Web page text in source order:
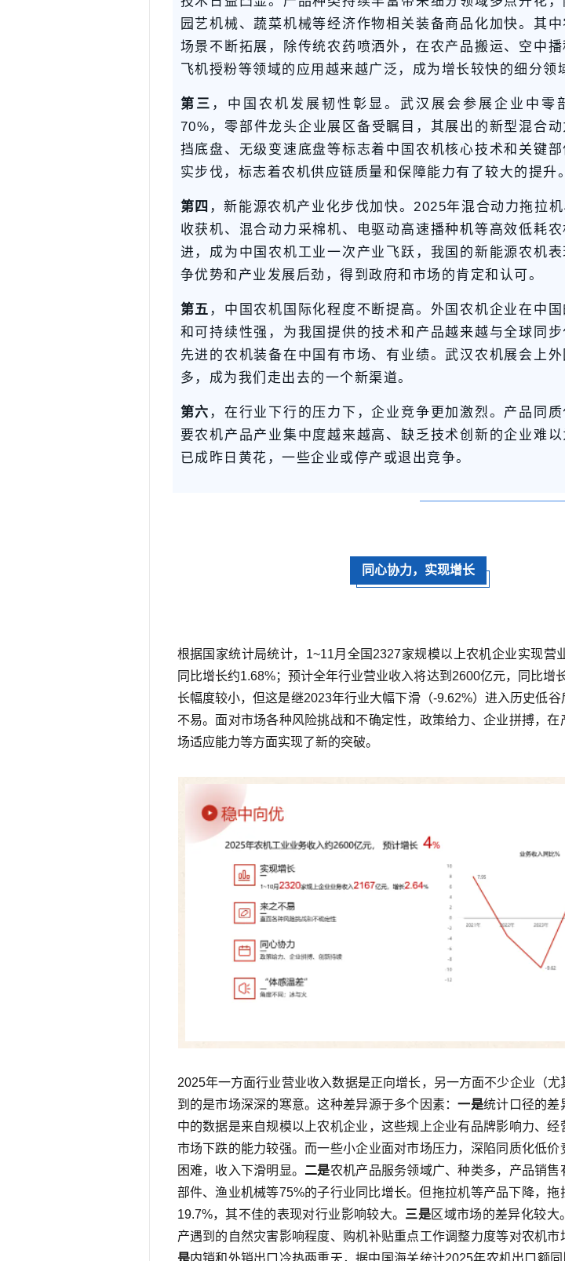
园艺机械、蔬菜机械等经济作物相关装备商品化加快。其
场景不断拓展，除传统农药喷洒外，在农产品搬运、空中播
飞机授粉等领域的应用越来越广泛，成为增长较快的细分领
第三 ，中国农机发展韧性彰显。武汉展会参展企业中零
70%，零部件龙头企业展区备受瞩目，其展出的新型混合
挡底盘、无级变速底盘等标志着中国农机核心技术和关键
实步伐，标志着农机供应链质量和保障能力有了较大的提升。
第四 ，新能源农机产业化步伐加快。2025年混合动力拖拉
收获机、混合动力采棉机、电驱动高速播种机等高效低耗
进，成为中国农机工业一次产业飞跃，我国的新能源农机
争优势和产业发展后劲，得到政府和市场的肯定和认可。
第五 ，中国农机国际化程度不断提高。外国农机企业在中
和可持续性强，为我国提供的技术和产品越来越与全球同
先进的农机装备在中国有市场、有业绩。武汉农机展会上
多，成为我们走出去的一个新渠道。
第六 ，在行业下行的压力下，企业竞争更加激烈。产品同
要农机产品产业集中度越来越高、缺乏技术创新的企业难
已成昨日黄花，一些企业或停产或退出竞争。
同心协力，实现增长
根据国家统计局统计，1~11月全国2327家规模以上农机企业实现营
同比增长约1.68%；预计全年行业营业收入将达到2600亿元，同比增
长幅度较小，但这是继2023年行业大幅下滑（-9.62%）进入历史低
不易。面对市场各种风险挑战和不确定性，政策给力、企业拼搏，在
场适应能力等方面实现了新的突破。
2025年一方面行业营业收入数据是正向增长，另一方面不少企业（尤
到的是市场深深的寒意。这种差异源于多个因素：一是统计口径的差
中的数据是来自规模以上农机企业，这些规上企业有品牌影响力、经
市场下跌的能力较强。而一些小企业面对市场压力，深陷同质化低价
困难，收入下滑明显。 二是农机产品服务领域广、种类多，产品销售
部件、渔业机械等75%的子行业同比增长。但拖拉机等产品下降，拖
19.7%，其不佳的表现对行业影响较大。 三是区域市场的差异化较大
产遇到的自然灾害影响程度、购机补贴重点工作调整力度等对农机市
是内销和外销出口冷热两重天，据中国海关统计2025年农机出口额同